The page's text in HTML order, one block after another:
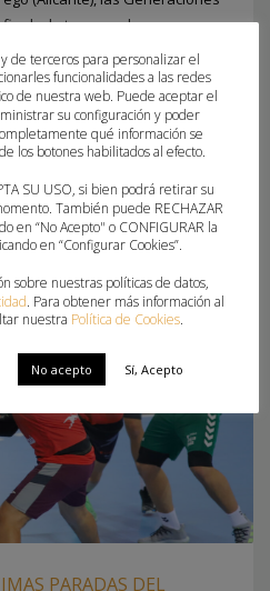
final a la temporada
Cup representando a la
complementar su formación. El
, GRANOLLERS CUP,PROYECTO FER
PARADAS DEL
de terceros para personalizar el
funcionalidades a las redes
de nuestra web. Puede aceptar el
su configuración y poder
qué información se
los botones habilitados al efecto.
SU USO, si bien podrá retirar su
También puede RECHAZAR
en “No Acepto" o CONFIGURAR la
en “Configurar Cookies”.
sobre nuestras políticas de datos,
. Para obtener más información al
nuestra Política de Cookies.
No acepto Sí, Acepto